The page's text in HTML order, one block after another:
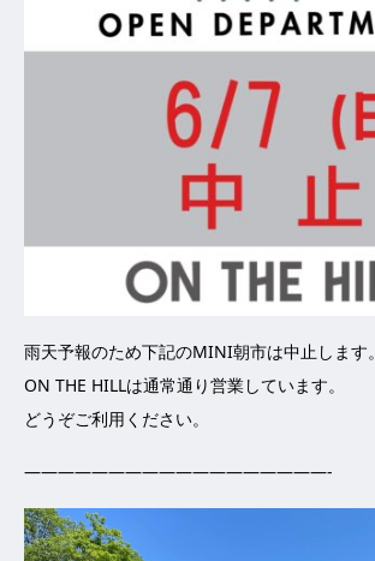
雨天予報のため下記のMINI朝市は中止します。
ON THE HILLは通常通り営業しています。
どうぞご利用ください。
——————————————————-